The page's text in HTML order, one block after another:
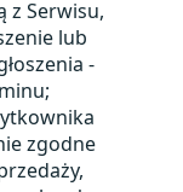
z Serwisu,
lub
-
zgodne